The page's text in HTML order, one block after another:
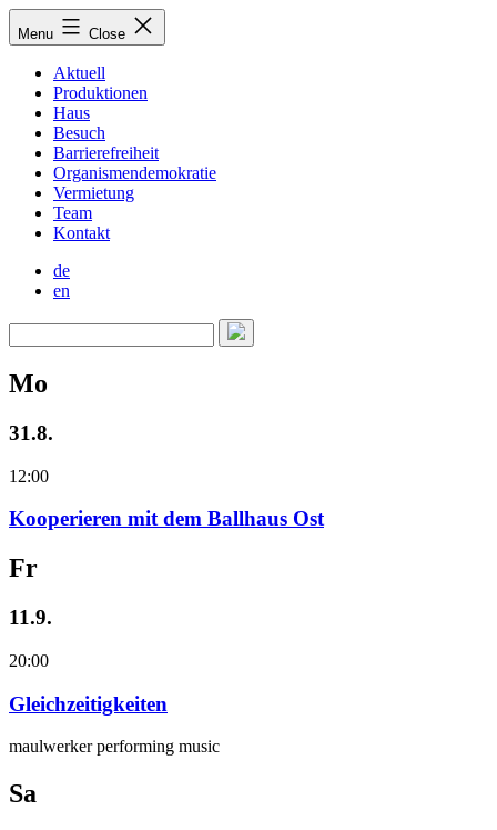
Skip
toMenu Close
Aktuell
Produktionen
Haus
Besuch
Barrierefreiheit
Organismendemokratie
Vermietung
Team
Kontakt
de
en
Mo
31.8.
12:00
Kooperieren mit dem Ballhaus Ost
Fr
11.9.
20:00
Gleichzeitigkeiten
maulwerker performing music
Sa